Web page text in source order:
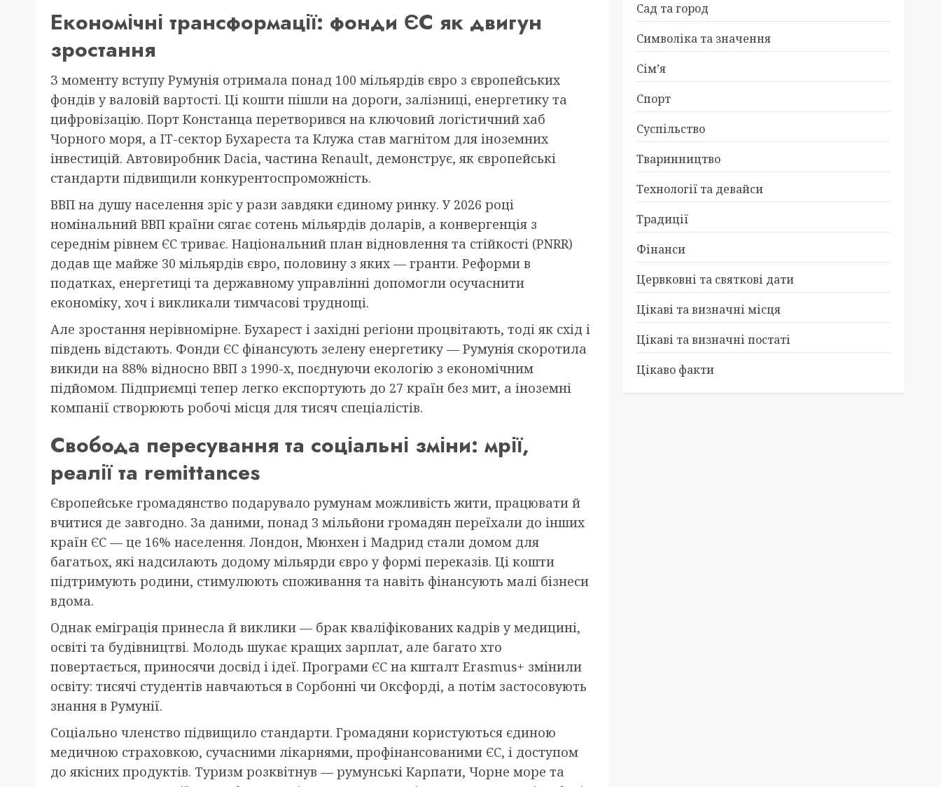
Економічні трансформації: фонди ЄС як двигун
зростання
З моменту вступу Румунія отримала понад 100 мільярдів євро з європейських
фондів у валовій вартості. Ці кошти пішли на дороги, залізниці, енергетику та
цифровізацію. Порт Констанца перетворився на ключовий логістичний хаб
Чорного моря, а IT-сектор Бухареста та Клужа став магнітом для іноземних
інвестицій. Автовиробник Dacia, частина Renault, демонструє, як європейські
стандарти підвищили конкурентоспроможність.
ВВП на душу населення зріс у рази завдяки єдиному ринку. У 2026 році
номінальний ВВП країни сягає сотень мільярдів доларів, а конвергенція з
середнім рівнем ЄС триває. Національний план відновлення та стійкості (PNRR)
додав ще майже 30 мільярдів євро, половину з яких — гранти. Реформи в
податках, енергетиці та державному управлінні допомогли осучаснити
економіку, хоч і викликали тимчасові труднощі.
Але зростання нерівномірне. Бухарест і західні регіони процвітають, тоді як схід і
південь відстають. Фонди ЄС фінансують зелену енергетику — Румунія скоротила
викиди на 88% відносно ВВП з 1990-х, поєднуючи екологію з економічним
підйомом. Підприємці тепер легко експортують до 27 країн без мит, а іноземні
компанії створюють робочі місця для тисяч спеціалістів.
Свобода пересування та соціальні зміни: мрії,
реалії та remittances
Європейське громадянство подарувало румунам можливість жити, працювати й
вчитися де завгодно. За даними, понад 3 мільйони громадян переїхали до інших
країн ЄС — це 16% населення. Лондон, Мюнхен і Мадрид стали домом для
багатьох, які надсилають додому мільярди євро у формі переказів. Ці кошти
підтримують родини, стимулюють споживання та навіть фінансують малі бізнеси
вдома.
Однак еміграція принесла й виклики — брак кваліфікованих кадрів у медицині,
освіті та будівництві. Молодь шукає кращих зарплат, але багато хто
повертається, приносячи досвід і ідеї. Програми ЄС на кшталт Erasmus+ змінили
освіту: тисячі студентів навчаються в Сорбонні чи Оксфорді, а потім застосовують
знання в Румунії.
Соціально членство підвищило стандарти. Громадяни користуються єдиною
медичною страховкою, сучасними лікарнями, профінансованими ЄС, і доступом
до якісних продуктів. Туризм розквітнув — румунські Карпати, Чорне море та
Сад та город
Символіка та значення
Сім’я
Спорт
Суспільство
Тваринництво
Технології та девайси
Традиції
Фінанси
Цервковні та святкові дати
Цікаві та визначні місця
Цікаві та визначні постаті
Цікаво факти